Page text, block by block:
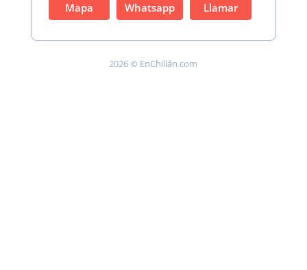
Mapa Whatsapp Llamar
2026 © EnChillán.com